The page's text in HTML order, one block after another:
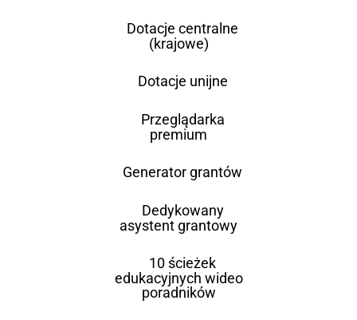
Dotacje centralne
(krajowe)
Dotacje unijne
Przeglądarka
premium
Generator grantów
Dedykowany
asystent grantowy
10 ścieżek
edukacyjnych wideo
poradników